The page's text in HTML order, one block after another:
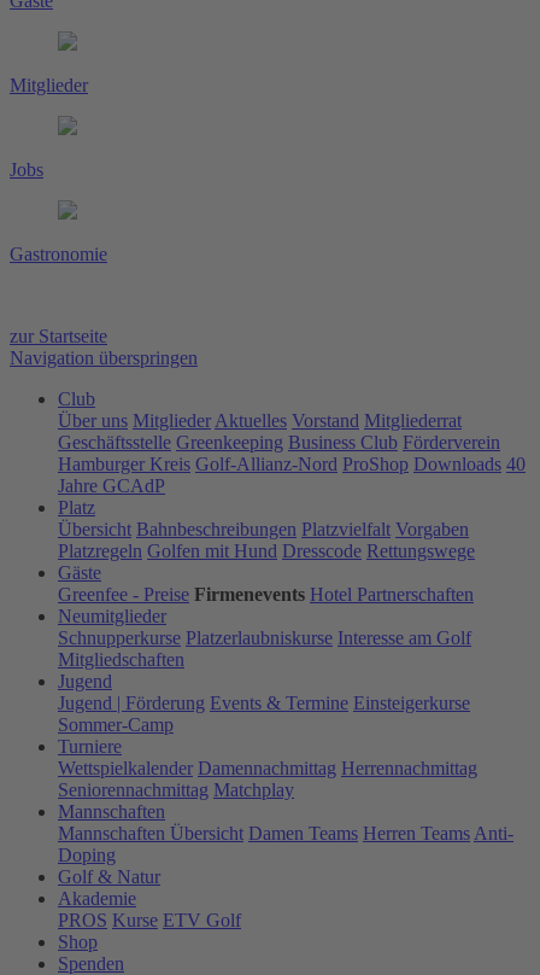
Mitglieder
Jobs
Gastronomie
zur Startseite
Navigation überspringen
Club
Über uns Mitglieder Aktuelles Vorstand Mitgliederrat
Geschäftsstelle Greenkeeping Business Club Förderverein
Hamburger Kreis Golf-Allianz-Nord ProShop Downloads 40
Jahre GCAdP
Platz
Übersicht Bahnbeschreibungen Platzvielfalt Vorgaben
Platzregeln Golfen mit Hund Dresscode Rettungswege
Gäste
Greenfee - Preise Firmenevents Hotel Partnerschaften
Neumitglieder
Schnupperkurse Platzerlaubniskurse Interesse am Golf
Mitgliedschaften
Jugend
Jugend | Förderung Events & Termine Einsteigerkurse
Sommer-Camp
Turniere
Wettspielkalender Damennachmittag Herrennachmittag
Seniorennachmittag Matchplay
Mannschaften
Mannschaften Übersicht Damen Teams Herren Teams Anti-
Doping
Golf & Natur
Akademie
PROS Kurse ETV Golf
Shop
Spenden